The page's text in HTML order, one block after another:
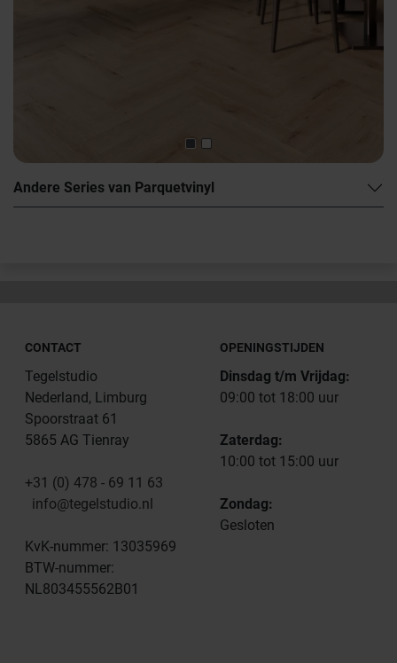
Andere Series van Parquetvinyl
CONTACT
Tegelstudio
Nederland, Limburg
Spoorstraat 61
5865 AG Tienray
+31 (0) 478 - 69 11 63
info@tegelstudio.nl
KvK-nummer: 13035969
BTW-nummer:
NL803455562B01
OPENINGSTIJDEN
Dinsdag t/m Vrijdag:
09:00 tot 18:00 uur
Zaterdag:
10:00 tot 15:00 uur
Zondag:
Gesloten